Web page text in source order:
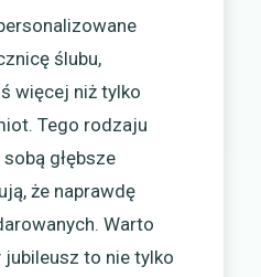
ślubu,
więcej niż tylko
Tego rodzaju
głębsze
że naprawdę
Warto
jubileusz to nie tylko